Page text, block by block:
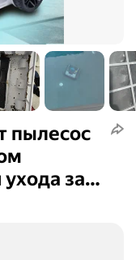
пылесос
за
робот